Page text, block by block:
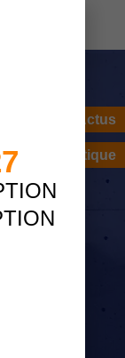
Actus
Boutique